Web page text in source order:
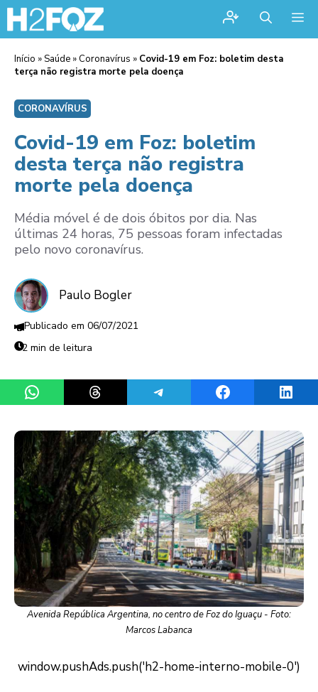
Início »Saúde » Coronavírus » Covid-19 em Foz: boletim desta
terça não registra morte pela doença
CORONAVÍRUS
Covid-19 em Foz: boletim
desta terça não registra
morte pela doença
Média móvel é de dois óbitos por dia. Nas
últimas 24 horas, 75 pessoas foram infectadas
pelo novo coronavírus.
Paulo Bogler
06/07/2021
2 min de leitura
Share on WhatsAppShare on ThreadsShare on TelegramShare on Facebook
Avenida República Argentina, no centro de Foz do Iguaçu - Foto:
Marcos Labanca